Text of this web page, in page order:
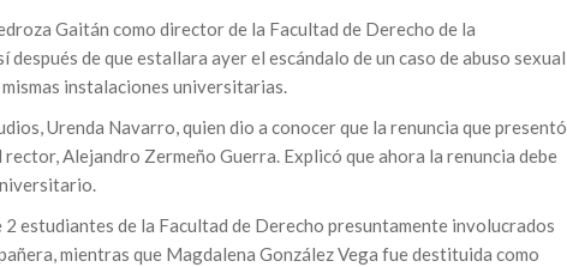
Gaitán como director de la Facultad de Derecho de la
de que estallara ayer el escándalo de un caso de abuso sexual
instalaciones universitarias.
Urenda Navarro, quien dio a conocer que la renuncia que presentó
Alejandro Zermeño Guerra. Explicó que ahora la renuncia debe
2 estudiantes de la Facultad de Derecho presuntamente involucrados
mientras que Magdalena González Vega fue destituida como